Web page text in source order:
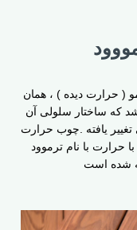
( حرارت دیده ) ، همان
که ساختار سلولی آن
تغییر یافته .چوب حرارت
حرارت با نام ترموود
شده است